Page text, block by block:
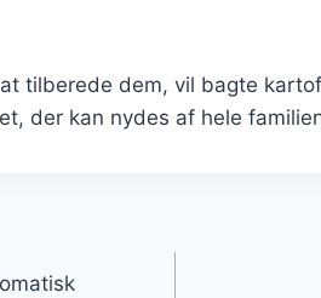
tilberede dem, vil bagte
der kan nydes af hele